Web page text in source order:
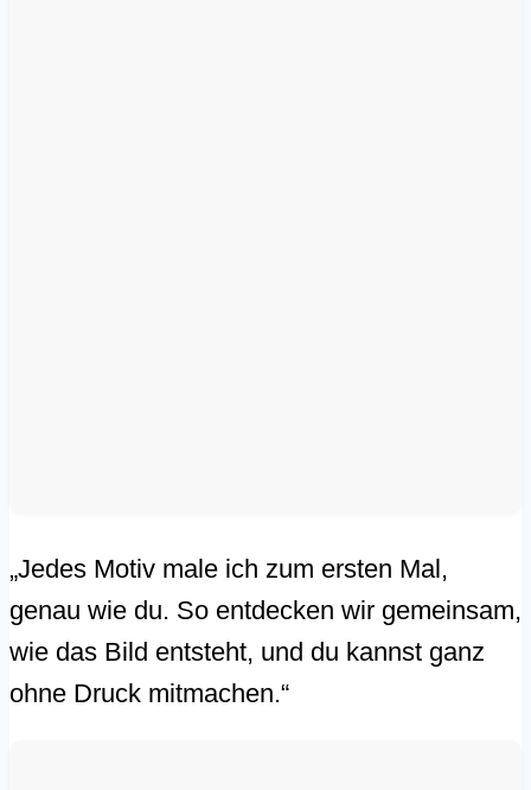
„Jedes Motiv male ich zum ersten Mal,
genau wie du. So entdecken wir gemeinsam,
wie das Bild entsteht, und du kannst ganz
ohne Druck mitmachen.“